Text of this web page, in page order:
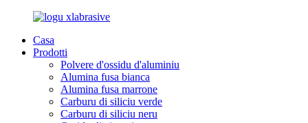
Casa
Prodotti
Polvere d'ossidu d'aluminiu
Alumina fusa bianca
Alumina fusa marrone
Carburu di siliciu verde
Carburu di siliciu neru